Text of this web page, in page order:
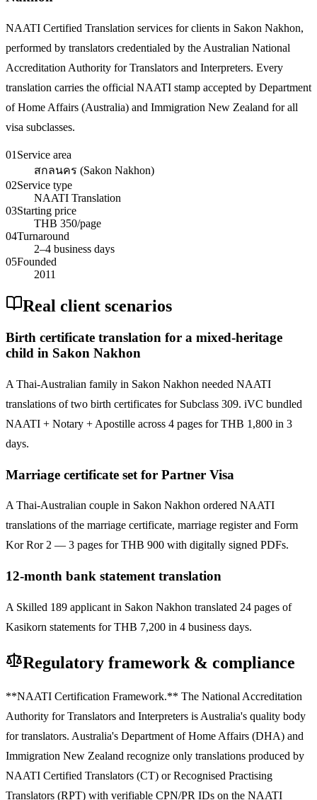
NAATI Certified Translation services for clients in Sakon Nakhon,
performed by translators credentialed by the Australian National
Accreditation Authority for Translators and Interpreters. Every
translation carries the official NAATI stamp accepted by Department
of Home Affairs (Australia) and Immigration New Zealand for all
visa subclasses.
01 Service area
สกลนคร (Sakon Nakhon)
02Service type
NAATI Translation
03Starting price
THB 350/page
04Turnaround
2–4 business days
05Founded
2011
Real client scenarios
Birth certificate translation for a mixed-heritage
child in Sakon Nakhon
A Thai-Australian family in Sakon Nakhon needed NAATI
translations of two birth certificates for Subclass 309. iVC bundled
NAATI + Notary + Apostille across 4 pages for THB 1,800 in 3
days.
Marriage certificate set for Partner Visa
A Thai-Australian couple in Sakon Nakhon ordered NAATI
translations of the marriage certificate, marriage register and Form
Kor Ror 2 — 3 pages for THB 900 with digitally signed PDFs.
12-month bank statement translation
A Skilled 189 applicant in Sakon Nakhon translated 24 pages of
Kasikorn statements for THB 7,200 in 4 business days.
Regulatory framework & compliance
**NAATI Certification Framework.** The National Accreditation
Authority for Translators and Interpreters is Australia's quality body
for translators. Australia's Department of Home Affairs (DHA) and
Immigration New Zealand recognize only translations produced by
NAATI Certified Translators (CT) or Recognised Practising
Translators (RPT) with verifiable CPN/PR IDs on the NAATI